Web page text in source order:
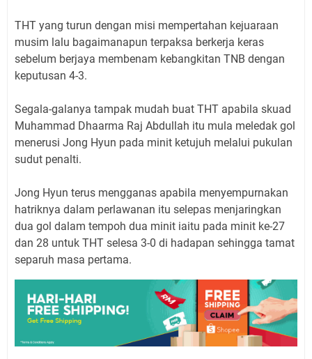
THT yang turun dengan misi mempertahan kejuaraan
musim lalu bagaimanapun terpaksa berkerja keras
sebelum berjaya membenam kebangkitan TNB dengan
keputusan 4-3.
Segala-galanya tampak mudah buat THT apabila skuad
Muhammad Dhaarma Raj Abdullah itu mula meledak gol
menerusi Jong Hyun pada minit ketujuh melalui pukulan
sudut penalti.
Jong Hyun terus mengganas apabila menyempurnakan
hatriknya dalam perlawanan itu selepas menjaringkan
dua gol dalam tempoh dua minit iaitu pada minit ke-27
dan 28 untuk THT selesa 3-0 di hadapan sehingga tamat
separuh masa pertama.